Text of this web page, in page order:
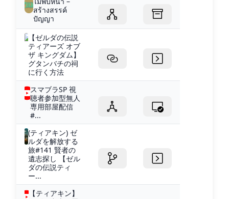
สร้างสรรค์
ปัญญา
【ゼルダの伝説
ティアーズ オブ
ザ キングダム】
グタンバチの祠
に行く方法
スマブラSP 視
聴者参加型無人
専用部屋配信
#...
(ティアキン) ゼ
ルダを解放する
旅#141 賢者の
遺志探し 【ゼル
ダの伝説ティ
ー...
【ティアキン】